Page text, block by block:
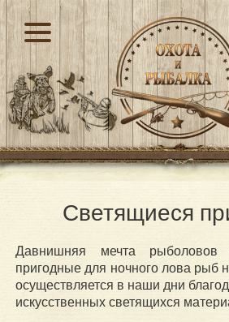
Светящиеся
Давнишняя мечта
пригодные для ночного лова рыб
осуществляется в наши дни
искусственных светящихся